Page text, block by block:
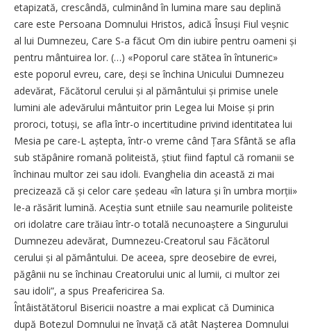
etapizată, crescândă, culminând în lumina mare sau deplină
care este Persoana Domnului Hristos, adică Însuși Fiul veșnic
al lui Dumnezeu, Care S-a făcut Om din iubire pentru oameni și
pentru mântuirea lor. (…) «Poporul care stătea în întuneric»
este poporul evreu, care, deși se închina Unicului Dumnezeu
adevărat, Făcătorul cerului și al pământului și primise unele
lumini ale adevărului mântuitor prin Legea lui Moise și prin
proroci, totuși, se afla într-o incertitudine privind identitatea lui
Mesia pe care-L aștepta, într-o vreme când Țara Sfântă se afla
sub stăpânire romană politeistă, știut fiind faptul că romanii se
închinau multor zei sau idoli. Evanghelia din această zi mai
precizează că și celor care ședeau «în latura și în umbra morții»
le-a răsărit lumină. Aceștia sunt etniile sau neamurile politeiste
ori idolatre care trăiau într-o totală necunoaștere a Singurului
Dumnezeu adevărat, Dumnezeu-Creatorul sau Făcătorul
cerului și al pământului. De aceea, spre deosebire de evrei,
păgânii nu se închinau Creatorului unic al lumii, ci multor zei
sau idoli”, a spus Preafericirea Sa.
Întâistătătorul Bisericii noastre a mai explicat că Duminica
după Botezul Domnului ne învață că atât Nașterea Domnului